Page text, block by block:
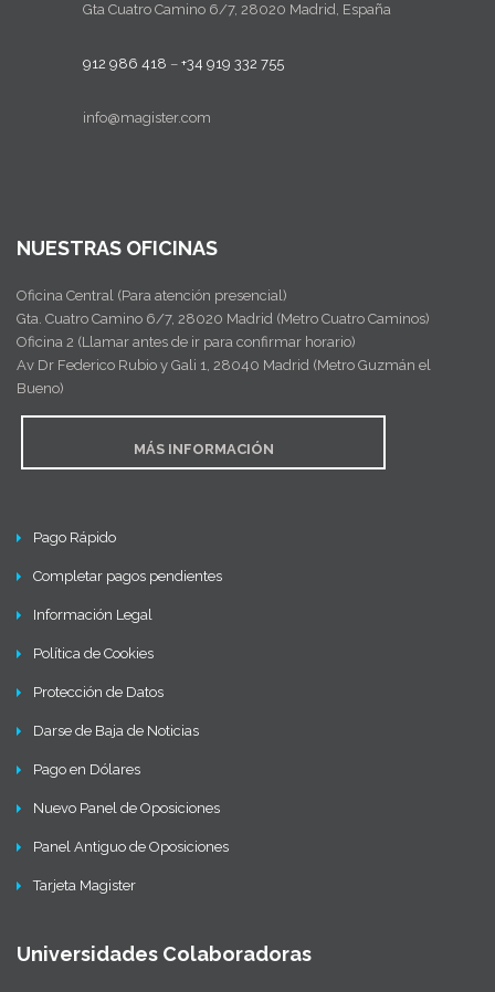
Gta Cuatro Camino 6/7, 28020 Madrid, España
912 986 418 – +34 919 332 755
info@magister.com
NUESTRAS OFICINAS
Oficina Central (Para atención presencial)
Gta. Cuatro Camino 6/7, 28020 Madrid (Metro Cuatro Caminos)
Oficina 2 (Llamar antes de ir para confirmar horario)
Av Dr Federico Rubio y Gali 1, 28040 Madrid (Metro Guzmán el
Bueno)
MÁS INFORMACIÓN
Pago Rápido
Completar pagos pendientes
Información Legal
Política de Cookies
Protección de Datos
Darse de Baja de Noticias
Pago en Dólares
Nuevo Panel de Oposiciones
Panel Antiguo de Oposiciones
Tarjeta Magister
Universidades Colaboradoras